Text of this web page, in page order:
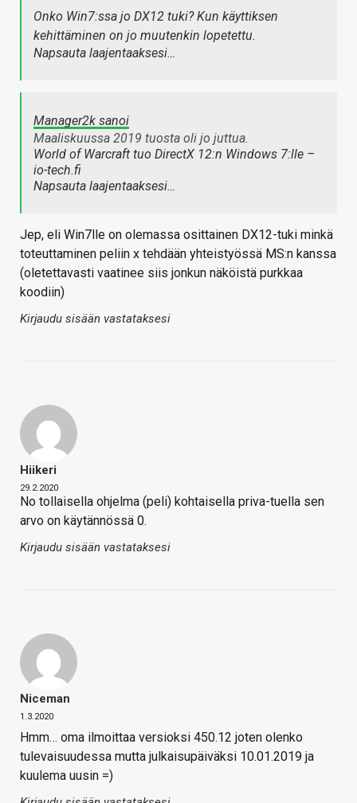
Onko Win7:ssa jo DX12 tuki? Kun käyttiksen
kehittäminen on jo muutenkin lopetettu.
Napsauta laajentaaksesi…
Manager2k sanoi
Maaliskuussa 2019 tuosta oli jo juttua.
World of Warcraft tuo DirectX 12:n Windows 7:lle –
io-tech.fi
Napsauta laajentaaksesi…
Jep, eli Win7lle on olemassa osittainen DX12-tuki minkä
toteuttaminen peliin x tehdään yhteistyössä MS:n kanssa
(oletettavasti vaatinee siis jonkun näköistä purkkaa
koodiin)
Kirjaudu sisään vastataksesi
Hiikeri
29.2.2020
No tollaisella ohjelma (peli) kohtaisella priva-tuella sen
arvo on käytännössä 0.
Kirjaudu sisään vastataksesi
Niceman
1.3.2020
Hmm… oma ilmoittaa versioksi 450.12 joten olenko
tulevaisuudessa mutta julkaisupäiväksi 10.01.2019 ja
kuulema uusin =)